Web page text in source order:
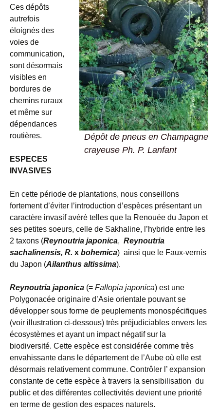
Dépôt de pneus en Champagne
crayeuse Ph. P. Lanfant
Ces dépôts
autrefois
éloignés des
voies de
communication,
sont désormais
visibles en
bordures de
chemins ruraux
et même sur
dépendances
routières.
ESPECES
INVASIVES
En cette période de plantations, nous conseillons
fortement d’éviter l’introduction d’espèces présentant un
caractère invasif avéré telles que la Renouée du Japon et
ses petites soeurs, celle de Sakhaline, l’hybride entre les
2 taxons (Reynoutria japonica, Reynoutria
sachalinensis, R. x bohemica) ainsi que le Faux-vernis
du Japon (Ailanthus altissima).
Reynoutria japonica (= Fallopia japonica) est une
Polygonacée originaire d’Asie orientale pouvant se
développer sous forme de peuplements monospécifiques
(voir illustration ci-dessous) très préjudiciables envers les
écosystèmes et ayant un impact négatif sur la
biodiversité. Cette espèce est considérée comme très
envahissante dans le département de l’Aube où elle est
désormais relativement commune. Contrôler l’ expansion
constante de cette espèce à travers la sensibilisation du
public et des différentes collectivités devient une priorité
en terme de gestion des espaces naturels.